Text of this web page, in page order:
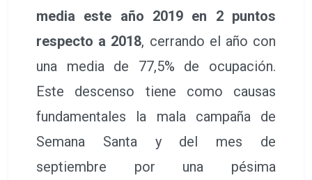
media este año 2019 en 2 puntos
respecto a 2018, cerrando el año con
una media de 77,5% de ocupación.
Este descenso tiene como causas
fundamentales la mala campaña de
Semana Santa y del mes de
septiembre por una pésima